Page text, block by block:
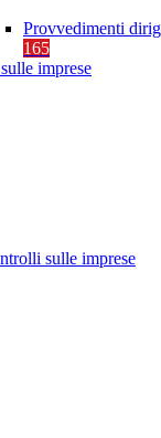
Provvedimenti
165
imprese
sulle imprese